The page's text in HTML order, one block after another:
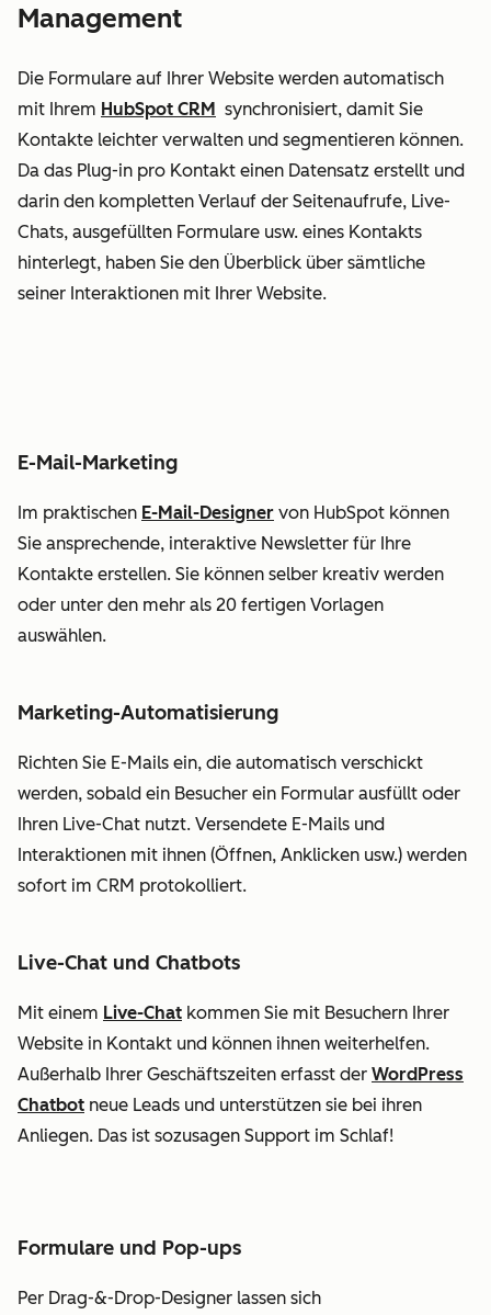
Management
Die Formulare auf Ihrer Website werden automatisch
mit Ihrem HubSpot CRM synchronisiert, damit Sie
Kontakte leichter verwalten und segmentieren können.
Da das Plug-in pro Kontakt einen Datensatz erstellt und
darin den kompletten Verlauf der Seitenaufrufe, Live-
Chats, ausgefüllten Formulare usw. eines Kontakts
hinterlegt, haben Sie den Überblick über sämtliche
seiner Interaktionen mit Ihrer Website.
E-Mail-Marketing
Im praktischen E-Mail-Designer von HubSpot können
Sie ansprechende, interaktive Newsletter für Ihre
Kontakte erstellen. Sie können selber kreativ werden
oder unter den mehr als 20 fertigen Vorlagen
auswählen.
Marketing-Automatisierung
Richten Sie E-Mails ein, die automatisch verschickt
werden, sobald ein Besucher ein Formular ausfüllt oder
Ihren Live-Chat nutzt. Versendete E-Mails und
Interaktionen mit ihnen (Öffnen, Anklicken usw.) werden
sofort im CRM protokolliert.
Live-Chat und Chatbots
Mit einem Live-Chat kommen Sie mit Besuchern Ihrer
Website in Kontakt und können ihnen weiterhelfen.
Außerhalb Ihrer Geschäftszeiten erfasst der WordPress
Chatbot neue Leads und unterstützen sie bei ihren
Anliegen. Das ist sozusagen Support im Schlaf!
Formulare und Pop-ups
Per Drag-&-Drop-Designer lassen sich